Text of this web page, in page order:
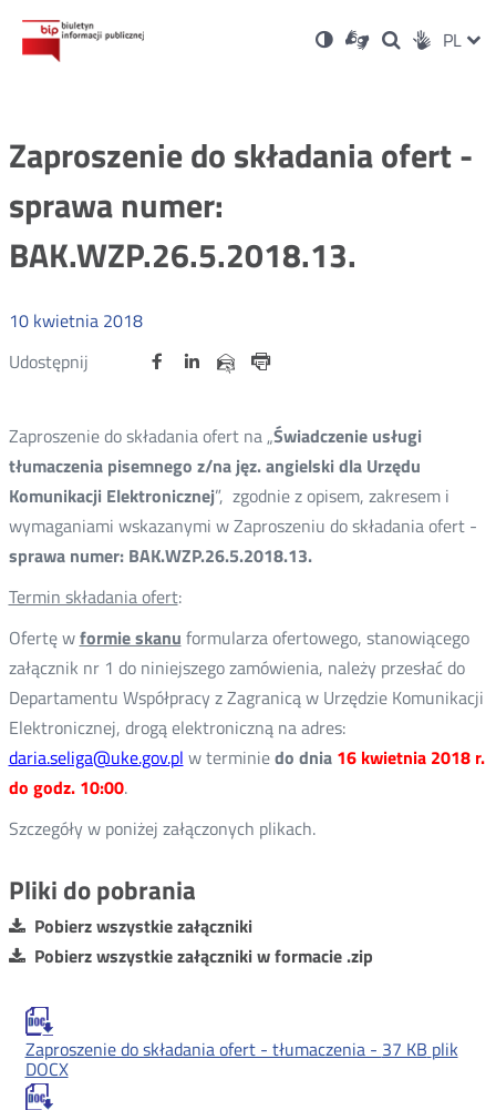
Ustawienia
Wersja
kontrastowa
Dla
niesłyszących
OtwórzOtwórz
w
Otwórz
w
Social PL
Zaproszenie do składania ofert -
sprawa numer:
BAK.WZP.26.5.2018.13.
10 kwietnia 2018
Udostępnij
Udostępnij
Otwórz Udostępnij
na
OtwórzUdostępnij
na
OtwórzUdostępnij
przez
Zaproszenie do składania ofert na „Świadczenie usługi
tłumaczenia pisemnego z/na jęz. angielski dla Urzędu
Komunikacji Elektronicznej”, zgodnie z opisem, zakresem i
wymaganiami wskazanymi w Zaproszeniu do składania ofert -
sprawa numer: BAK.WZP.26.5.2018.13.
Termin składania ofert:
Ofertę wformie skanu formularza ofertowego, stanowiącego
załącznik nr 1 do niniejszego zamówienia, należy przesłać do
Departamentu Współpracy z Zagranicą w Urzędzie Komunikacji
Elektronicznej, drogą elektroniczną na adres:
daria.seliga@uke.gov.pl w terminiedo dnia 16 kwietnia 2018 r.
do godz. 10:00.
Szczegóły w poniżej załączonych plikach.
Pliki do pobrania
Pobierz wszystkie załączniki
Pobierz wszystkie załączniki w formacie .zip
Zaproszenie do składania ofert - tłumaczenia - 37 KB plik
DOCX